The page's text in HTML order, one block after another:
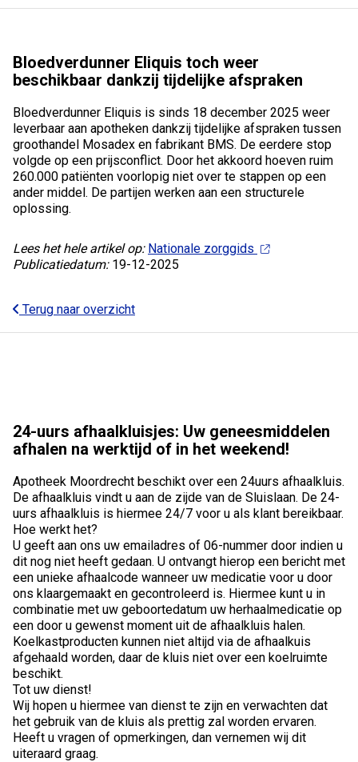
Bloedverdunner Eliquis toch weer
beschikbaar dankzij tijdelijke afspraken
Bloedverdunner Eliquis is sinds 18 december 2025 weer
leverbaar aan apotheken dankzij tijdelijke afspraken tussen
groothandel Mosadex en fabrikant BMS. De eerdere stop
volgde op een prijsconflict. Door het akkoord hoeven ruim
260.000 patiënten voorlopig niet over te stappen op een
ander middel. De partijen werken aan een structurele
oplossing.
Lees het hele artikel op: Nationale zorggids
Publicatiedatum: 19-12-2025
Terug naar overzicht
24-uurs afhaalkluisjes: Uw geneesmiddelen
afhalen na werktijd of in het weekend!
Apotheek Moordrecht beschikt over een 24uurs afhaalkluis.
De afhaalkluis vindt u aan de zijde van de Sluislaan. De 24-
uurs afhaalkluis is hiermee 24/7 voor u als klant bereikbaar.
Hoe werkt het?
U geeft aan ons uw emailadres of 06-nummer door indien u
dit nog niet heeft gedaan. U ontvangt hierop een bericht met
een unieke afhaalcode wanneer uw medicatie voor u door
ons klaargemaakt en gecontroleerd is. Hiermee kunt u in
combinatie met uw geboortedatum uw herhaalmedicatie op
een door u gewenst moment uit de afhaalkluis halen.
Koelkastproducten kunnen niet altijd via de afhaalkuis
afgehaald worden, daar de kluis niet over een koelruimte
beschikt.
Tot uw dienst!
Wij hopen u hiermee van dienst te zijn en verwachten dat
het gebruik van de kluis als prettig zal worden ervaren.
Heeft u vragen of opmerkingen, dan vernemen wij dit
uiteraard graag.